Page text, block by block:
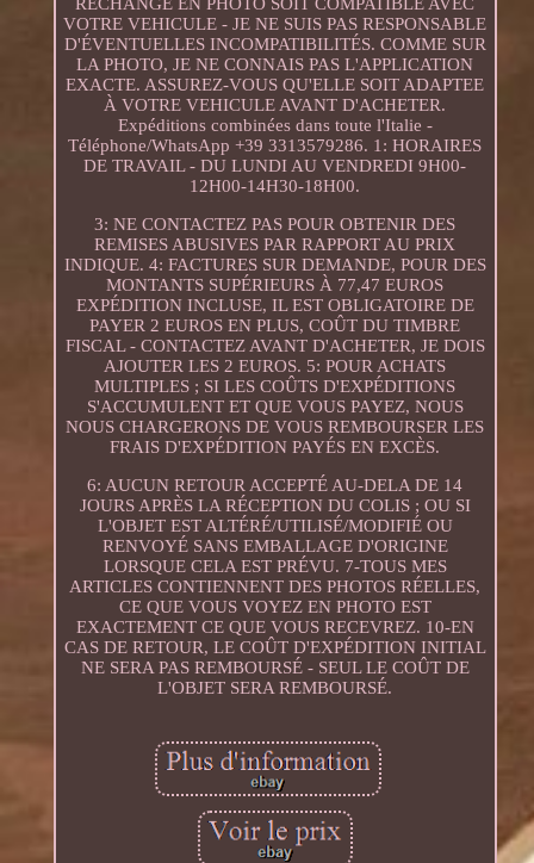
VOTRE VEHICULE - JE NE SUIS PAS RESPONSABLE
D'ÉVENTUELLES INCOMPATIBILITÉS. COMME SUR
LA PHOTO, JE NE CONNAIS PAS L'APPLICATION
EXACTE. ASSUREZ-VOUS QU'ELLE SOIT ADAPTEE
À VOTRE VEHICULE AVANT D'ACHETER.
Expéditions combinées dans toute l'Italie -
Téléphone/WhatsApp +39 3313579286. 1: HORAIRES
DE TRAVAIL - DU LUNDI AU VENDREDI 9H00-
12H00-14H30-18H00.
3: NE CONTACTEZ PAS POUR OBTENIR DES
REMISES ABUSIVES PAR RAPPORT AU PRIX
INDIQUE. 4: FACTURES SUR DEMANDE, POUR DES
MONTANTS SUPÉRIEURS À 77,47 EUROS
EXPÉDITION INCLUSE, IL EST OBLIGATOIRE DE
PAYER 2 EUROS EN PLUS, COÛT DU TIMBRE
FISCAL - CONTACTEZ AVANT D'ACHETER, JE DOIS
AJOUTER LES 2 EUROS. 5: POUR ACHATS
MULTIPLES ; SI LES COÛTS D'EXPÉDITIONS
S'ACCUMULENT ET QUE VOUS PAYEZ, NOUS
NOUS CHARGERONS DE VOUS REMBOURSER LES
FRAIS D'EXPÉDITION PAYÉS EN EXCÈS.
6: AUCUN RETOUR ACCEPTÉ AU-DELA DE 14
JOURS APRÈS LA RÉCEPTION DU COLIS ; OU SI
L'OBJET EST ALTÉRÉ/UTILISÉ/MODIFIÉ OU
RENVOYÉ SANS EMBALLAGE D'ORIGINE
LORSQUE CELA EST PRÉVU. 7-TOUS MES
ARTICLES CONTIENNENT DES PHOTOS RÉELLES,
CE QUE VOUS VOYEZ EN PHOTO EST
EXACTEMENT CE QUE VOUS RECEVREZ. 10-EN
CAS DE RETOUR, LE COÛT D'EXPÉDITION INITIAL
NE SERA PAS REMBOURSÉ - SEUL LE COÛT DE
L'OBJET SERA REMBOURSÉ.